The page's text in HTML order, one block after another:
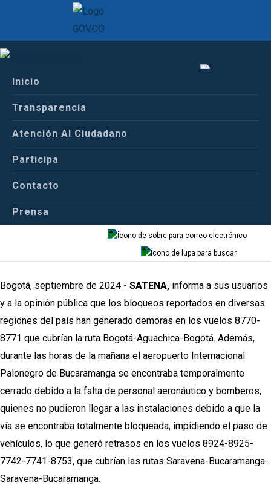
Inicio
Transparencia
Atención Al Ciudadano
Participa
Contacto
Prensa
Inicio
Centro de Prensa
COMUNICADO OFICIAL
Bogotá, septiembre de 2024 - SATENA, informa a sus usuarios
y a la opinión pública que los bloqueos reportados en diversas
regiones del país han generado demoras en los vuelos 8770-
8771 que cubrían la ruta Bogotá-Aguachica-Bogotá. Además,
durante las horas de la mañana el aeropuerto Internacional
Palonegro de Bucaramanga se encontraba temporalmente
cerrado debido a la falta de personal aeronáutico y bomberos,
quienes no pudieron llegar a las instalaciones debido a que la
vía se encontraba totalmente bloqueada, impidiendo el paso de
vehículos, lo que generó retrasos en los vuelos 8924-8925-
7742-7741-8753, que cubrían las rutas Saravena-Bucaramanga-
Saravena-Bucaramanga.